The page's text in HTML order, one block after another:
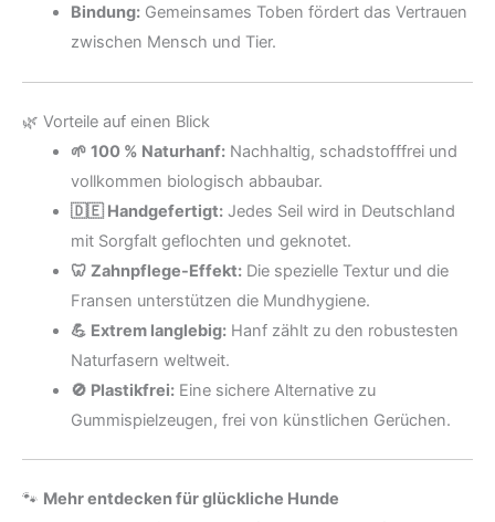
Bindung:Gemeinsames Toben fördert das Vertrauen
zwischen Mensch und Tier.
🌿 Vorteile auf einen Blick
🌱 100 % Naturhanf:Nachhaltig, schadstofffrei und
vollkommen biologisch abbaubar.
🇩🇪 Handgefertigt:Jedes Seil wird in Deutschland
mit Sorgfalt geflochten und geknotet.
🦷 Zahnpflege-Effekt:Die spezielle Textur und die
Fransen unterstützen die Mundhygiene.
💪 Extrem langlebig:Hanf zählt zu den robustesten
Naturfasern weltweit.
🚫 Plastikfrei:Eine sichere Alternative zu
Gummispielzeugen, frei von künstlichen Gerüchen.
🐾 Mehr entdecken für glückliche Hunde